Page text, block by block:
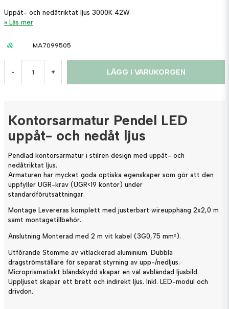
Uppåt- och nedåtriktat ljus 3000K 42W
Läs mer
MA7099505
- + LÄGG I VARUKORGEN
Kontorsarmatur Pendel LED
uppåt- och nedåt ljus
Pendlad kontorsarmatur i stilren design med uppåt- och
nedåtriktat ljus.
Armaturen har mycket goda optiska egenskaper som gör att den
uppfyller UGR-krav (UGR<19 kontor) under
standardförutsättningar.
Montage Levereras komplett med justerbart wireupphäng 2x2,0 m
samt montagetillbehör.
Anslutning Monterad med 2 m vit kabel (3G0,75 mm²).
Utförande Stomme av vitlackerad aluminium. Dubbla
dragströmställare för separat styrning av upp-/nedljus.
Microprismatiskt bländskydd skapar en väl avbländad ljusbild.
Uppljuset skapar ett brett och indirekt ljus. Inkl. LED-modul och
drivdon.